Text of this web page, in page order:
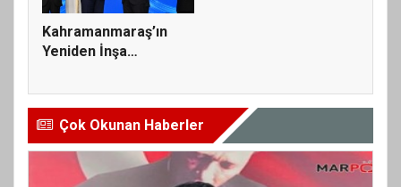
Kahramanmaraş’ın
Yeniden İnşa
Çok Okunan Haberler